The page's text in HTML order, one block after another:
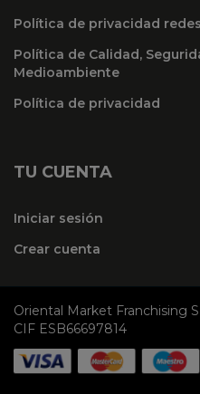
Política de privacidad
Política de Calidad,
Medioambiente
Política de privacidad
TU CUENTA
Iniciar sesión
Crear cuenta
Oriental Market Franchising
CIF ESB66697814